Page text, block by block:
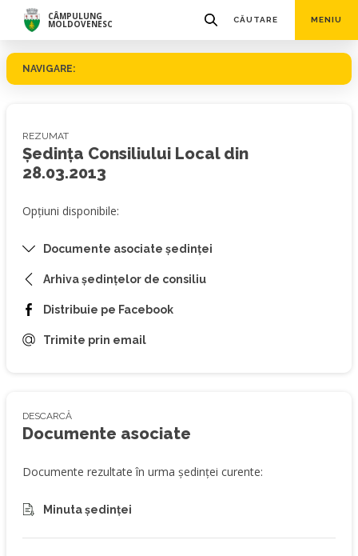
CÂMPULUNG
MOLDOVENESC CĂUTARE MENIU
NAVIGARE:
DESCARCĂ
Documente asociate
Documente rezultate în urma ședinței curente:
Minuta ședinței
REZUMAT
Ședința Consiliului Local din
28.03.2013
Opțiuni disponibile:
Documente asociate ședinței
Arhiva ședințelor de consiliu
Distribuie pe Facebook
Trimite prin email